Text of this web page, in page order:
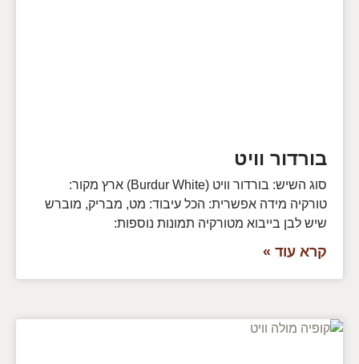
בורדור וויט
סוג השיש: בורדור וויט (Burdur White) ארץ מקור:
טורקיה מידה אפשרית: הכל עיבוד: מט, מבריק, מוברש
שיש לבן בייבוא מטורקיה תמונות נוספות:
קרא עוד »